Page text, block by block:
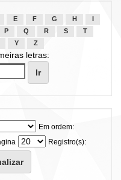
E F G H
P Q R S
T
Y Z
letras:
Em ordem:
Registro(s):